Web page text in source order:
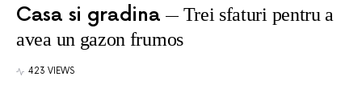
Casa si gradina
Trei sfaturi pentru a
avea un gazon frumos
423 VIEWS